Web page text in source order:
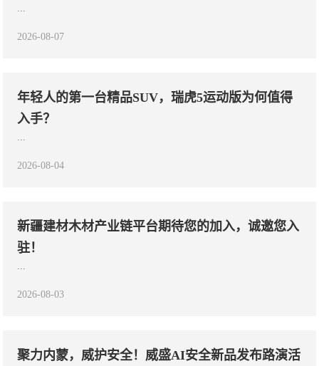
...
2026-08-07
年轻人的第一台精品SUV，瑞虎5运动版为何值得
入手？
...
2026-08-04
新疆建材木材产业链平台期待您的加入，诚邀您入
驻！
...
2026-08-03
聚力内蒙，威护安全！威盛AI安全新品发布路演活